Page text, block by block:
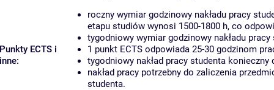
Punkty ECTS i
inne:
roczny wymiar godzinowy nakładu pracy
etapu studiów wynosi 1500-1800 h, co
tygodniowy wymiar godzinowy nakładu
1 punkt ECTS odpowiada 25-30 godzinom
tygodniowy nakład pracy studenta
nakład pracy potrzebny do zaliczenia
studenta.